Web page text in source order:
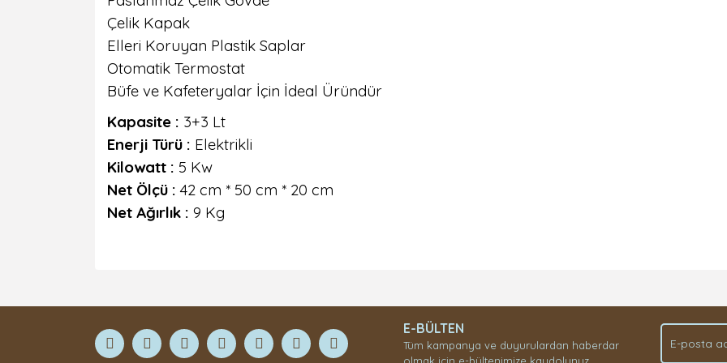
Çelik Kapak
Elleri Koruyan Plastik Saplar
Otomatik Termostat
Büfe ve Kafeteryalar İçin İdeal Üründür
Kapasite : 3+3 Lt
Enerji Türü : Elektrikli
Kilowatt : 5 Kw
Net Ölçü : 42 cm * 50 cm * 20 cm
Net Ağırlık : 9 Kg
Yorum Yaz
E-BÜLTEN
Tüm kampanya ve duyurulardan haberdar